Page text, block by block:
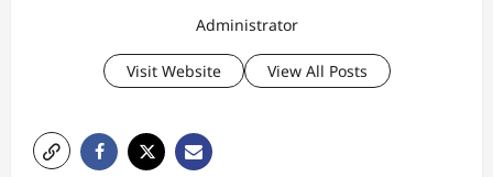
Administrator
Visit Website View All Posts